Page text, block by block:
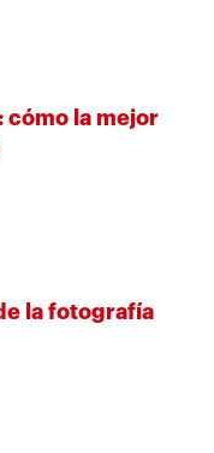
cómo la mejor
la fotografía